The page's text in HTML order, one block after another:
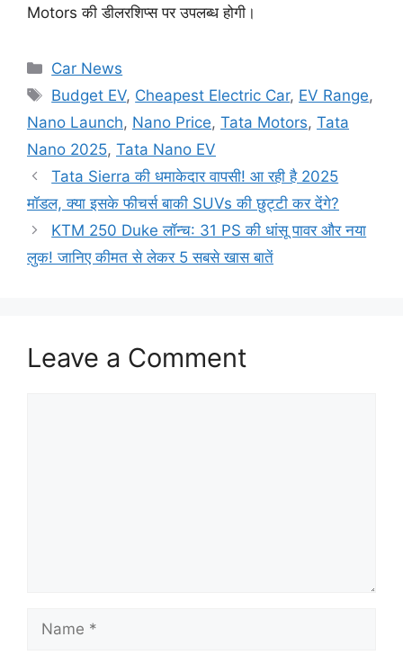
Motors की डीलरशिप्स पर उपलब्ध होगी।
Categories
Car News
Tags
Budget EV, Cheapest Electric Car, EV Range,
Nano Launch, Nano Price, Tata Motors, Tata
Nano 2025, Tata Nano EV
Tata Sierra की धमाकेदार वापसी! आ रही है 2025
मॉडल, क्या इसके फीचर्स बाकी SUVs की छुट्टी कर देंगे?
KTM 250 Duke लॉन्च: 31 PS की धांसू पावर और नया
लुक! जानिए कीमत से लेकर 5 सबसे खास बातें
Leave a Comment